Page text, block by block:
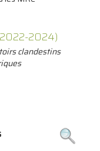
2024)
clandestins